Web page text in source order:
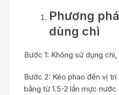
Phương
dùng chì
Bước 1: Không sử dụng
Bước 2: Kéo phao đến vị
bằng từ 1.5-2 lần mực nước